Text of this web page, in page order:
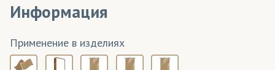
Информация
Применение в изделиях